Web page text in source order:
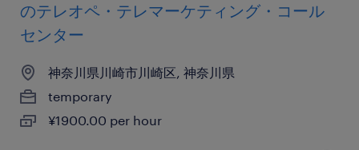
のテレオペ・テレマーケティング・コール
センター
神奈川県川崎市川崎区, 神奈川県
temporary
¥1900.00 per hour